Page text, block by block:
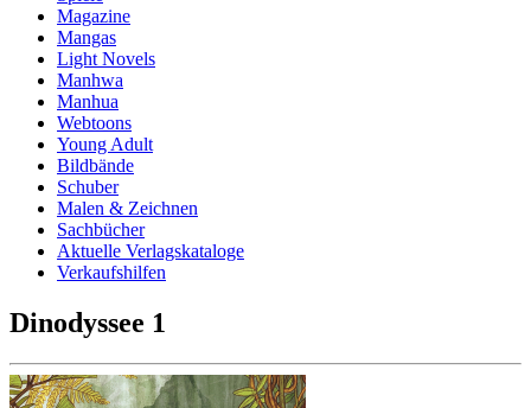
Magazine
Mangas
Light Novels
Manhwa
Manhua
Webtoons
Young Adult
Bildbände
Schuber
Malen & Zeichnen
Sachbücher
Aktuelle Verlagskataloge
Verkaufshilfen
Dinodyssee 1